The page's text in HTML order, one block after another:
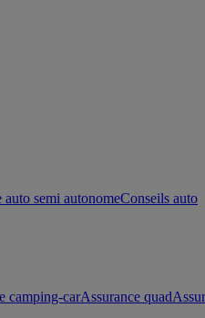
auto semi autonomeConseils auto
camping-carAssurance quad